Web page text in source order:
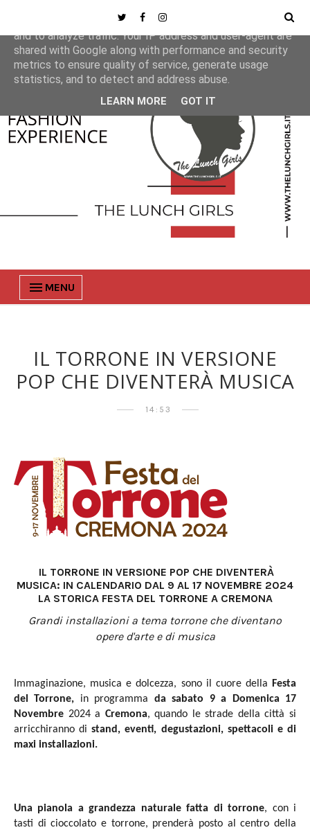
MENU
IL TORRONE IN VERSIONE
POP CHE DIVENTERÀ MUSICA
14:53
IL TORRONE IN VERSIONE POP CHE DIVENTERÀ
MUSICA: IN CALENDARIO DAL 9 AL 17 NOVEMBRE 2024
LA STORICA FESTA DEL TORRONE A CREMONA
Grandi installazioni a tema torrone che diventano
opere d'arte e di musica
Immaginazione, musica e dolcezza, sono il cuore della
Festa
del Torrone, in programma da sabato 9 a Domenica 17
Novembre 2024 a Cremona, quando le strade della città si
arricchiranno distand, eventi, degustazioni, spettacoli e di
maxi installazioni.
Una pianola a grandezza naturale fatta di torrone, con i
tasti di cioccolato e torrone, prenderà posto al centro della
This site uses cookies from Google to deliver its services
and to analyze traffic. Your IP address and user-agent are
shared with Google along with performance and security
metrics to ensure quality of service, generate usage
statistics, and to detect and address abuse.
LEARN MORE GOT IT